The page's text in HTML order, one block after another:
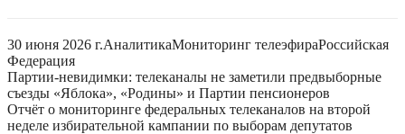
30 июня 2026 г.АналитикаМониторинг телеэфираРоссийская
Федерация
Партии-невидимки: телеканалы не заметили предвыборные
съезды «Яблока», «Родины» и Партии пенсионеров
Отчёт о мониторинге федеральных телеканалов на второй
неделе избирательной кампании по выборам депутатов